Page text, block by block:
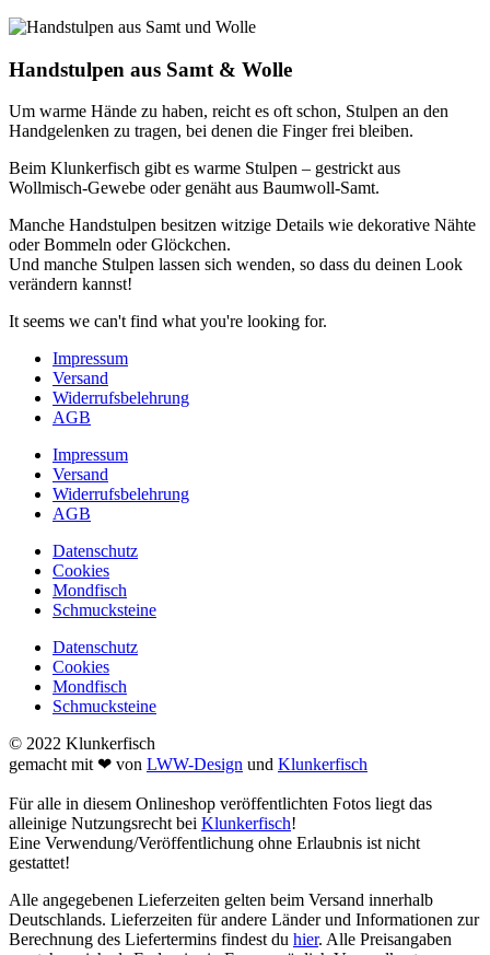
Handstulpen aus Samt & Wolle
Um warme Hände zu haben, reicht es oft schon, Stulpen an den
Handgelenken zu tragen, bei denen die Finger frei bleiben.
Beim Klunkerfisch gibt es warme Stulpen – gestrickt aus
Wollmisch-Gewebe oder genäht aus Baumwoll-Samt.
Manche Handstulpen besitzen witzige Details wie dekorative Nähte
oder Bommeln oder Glöckchen.
Und manche Stulpen lassen sich wenden, so dass du deinen Look
verändern kannst!
It seems we can't find what you're looking for.
Impressum
Versand
Widerrufsbelehrung
AGB
Impressum
Versand
Widerrufsbelehrung
AGB
Datenschutz
Cookies
Mondfisch
Schmucksteine
Datenschutz
Cookies
Mondfisch
Schmucksteine
© 2022 Klunkerfisch
gemacht mit ❤ von LWW-Design und Klunkerfisch
Für alle in diesem Onlineshop veröffentlichten Fotos liegt das
alleinige Nutzungsrecht bei Klunkerfisch!
Eine Verwendung/Veröffentlichung ohne Erlaubnis ist nicht
gestattet!
Alle angegebenen Lieferzeiten gelten beim Versand innerhalb
Deutschlands. Lieferzeiten für andere Länder und Informationen zur
Berechnung des Liefertermins findest du hier. Alle Preisangaben